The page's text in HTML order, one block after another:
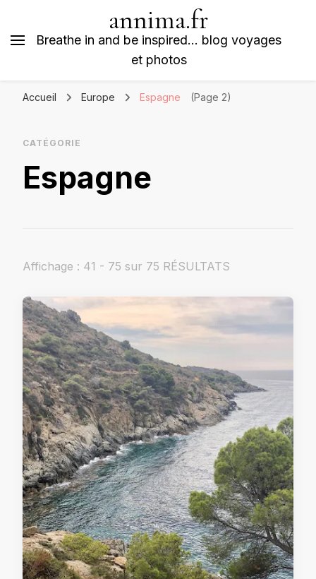
annima.fr
Breathe in and be inspired… blog voyages
et photos
Accueil Europe Espagne (Page 2)
CATÉGORIE
Espagne
Affichage : 41 - 75 sur 75 RÉSULTATS